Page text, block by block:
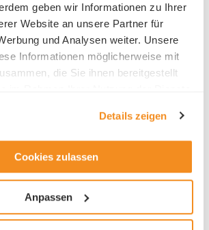
geben wir Informationen zu Ihrer
Website an unsere Partner für
und Analysen weiter. Unsere
Informationen möglicherweise mit
die Sie ihnen bereitgestellt
Details zeigen
Cookies zulassen
Anpassen